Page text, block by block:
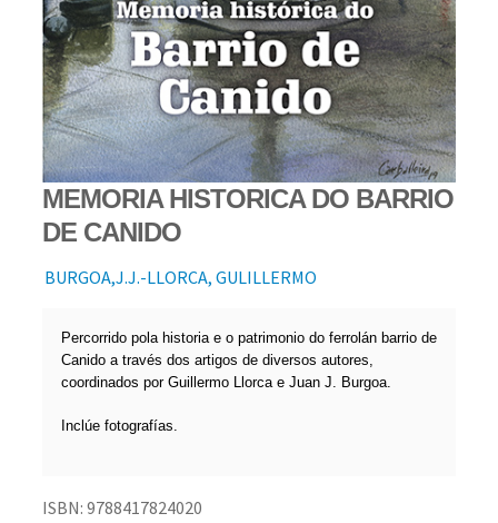
MEMORIA HISTORICA DO BARRIO
DE CANIDO
BURGOA,J.J.-LLORCA, GULILLERMO
Percorrido pola historia e o patrimonio do ferrolán barrio de
Canido a través dos artigos de diversos autores,
coordinados por Guillermo Llorca e Juan J. Burgoa.
Inclúe fotografías.
ISBN: 9788417824020